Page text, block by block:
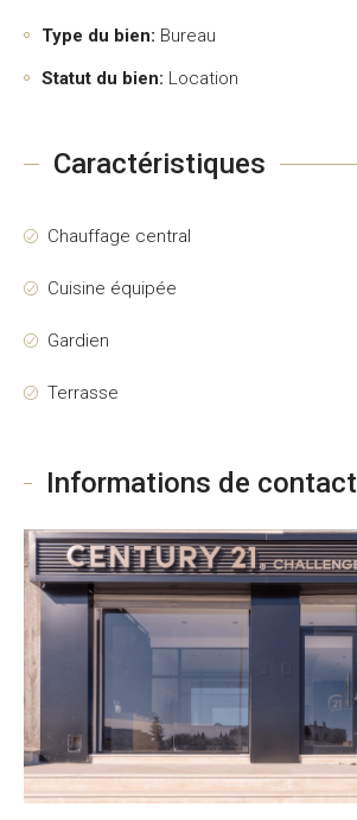
Type du bien: Bureau
Statut du bien: Location
Caractéristiques
Chauffage central
Cuisine équipée
Gardien
Terrasse
Informations de contact